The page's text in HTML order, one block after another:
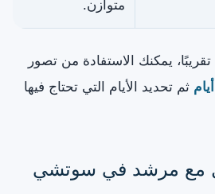
متوازن.
يمكنك الاستفادة من تصور
ثم تحديد الأيام التي تحتاج فيها
مع مرشد في سوتشي